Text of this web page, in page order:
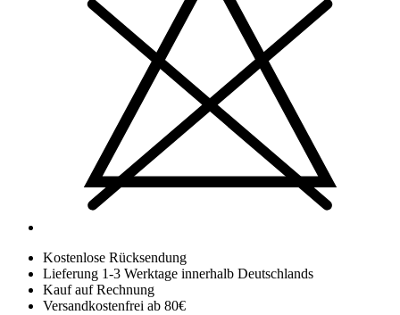
Kostenlose Rücksendung
Lieferung 1-3 Werktage innerhalb Deutschlands
Kauf auf Rechnung
Versandkostenfrei ab 80€